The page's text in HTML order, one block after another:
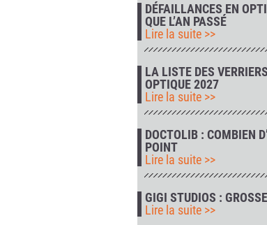
DÉFAILLANCES EN
QUE L’AN PASSÉ
Lire la suite >>
LA LISTE DES
OPTIQUE 2027
Lire la suite >>
DOCTOLIB : COMBIEN
POINT
Lire la suite >>
GIGI STUDIOS :
Lire la suite >>